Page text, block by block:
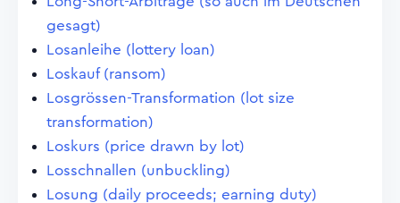
gesagt)
Losanleihe (lottery loan)
Loskauf (ransom)
Losgrössen-Transformation (lot size
transformation)
Loskurs (price drawn by lot)
Losschnallen (unbuckling)
Losung (daily proceeds; earning duty)